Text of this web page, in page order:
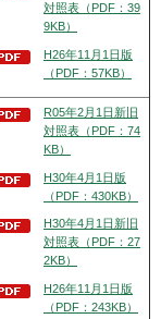
対照表（PDF：39
9KB）
H26年11月1日版
（PDF：57KB）
R05年2月1日新旧
対照表（PDF：74
KB）
H30年4月1日版
（PDF：430KB）
H30年4月1日新旧
対照表（PDF：27
2KB）
H26年11月1日版
（PDF：243KB）